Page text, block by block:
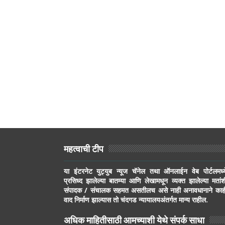
महत्वाची टीप
या इंटरनेट युट्युब न्यूज चॅनेल तथा ऑनलाईन वेब
प्रसिध्द झालेल्या बातम्या आणि लेखामधून व्यक्त झालेल्या
संपादक / संचालक सहमत असतीलच असे नाही अनावधानाने
वाद निर्माण झाल्यास तो चंदगड न्यायालयअंतर्गत मान्य राहील.
अधिक माहितीसाठी आमच्याशी येथे संपर्क साधा